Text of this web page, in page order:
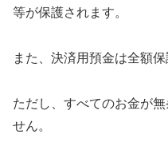
等が保護されます。
また、決済用預金は全額保
ただし、すべてのお金が
せん。